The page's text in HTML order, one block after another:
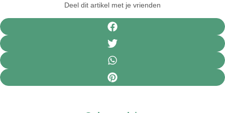
Deel dit artikel met je vrienden